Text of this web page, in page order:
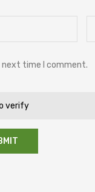
next time I comment.
verify